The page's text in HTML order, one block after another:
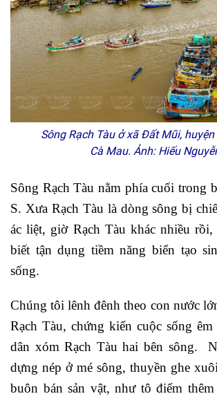
Sông Rạch Tàu ở xã Đất Mũi, huyện
Cà Mau. Ảnh: Hiếu
Sông Rạch Tàu nằm phía cuối trong
S. Xưa Rạch Tàu là dòng sông bị
ác liệt, giờ Rạch Tàu khác nhiều
biết tận dụng tiềm năng biển tạo
sống.
Chúng tôi lênh đênh theo con nước
Rạch Tàu, chứng kiến cuộc sống
dân xóm Rạch Tàu hai bên sông.
dựng nép ở mé sông, thuyền ghe
buôn bán sản vật, như tô điểm thêm